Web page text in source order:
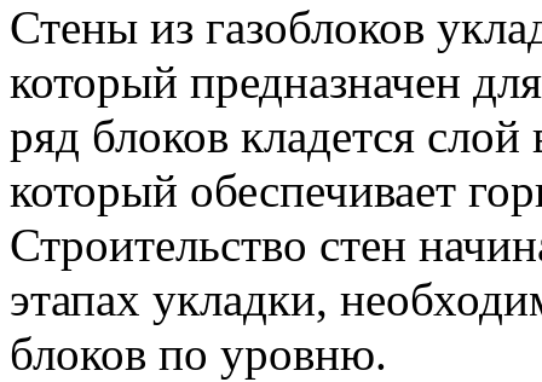
Стены из газоблоков
который предназначен
ряд блоков кладется
который обеспечивает
Строительство стен
этапах укладки,
блоков по уровню.